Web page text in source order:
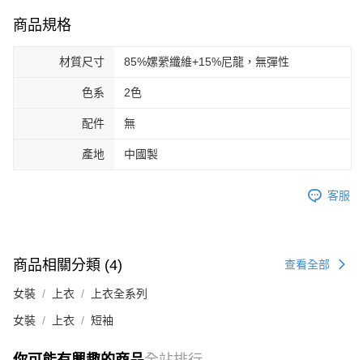
商品規格
材質尺寸 85%嫘縈纖維+15%尼龍，無彈性
色系 2色
配件 無
產地 中國製
客服
商品相關分類 (4) 查看全部
女裝 上衣 上衣全系列
女裝 上衣 短袖